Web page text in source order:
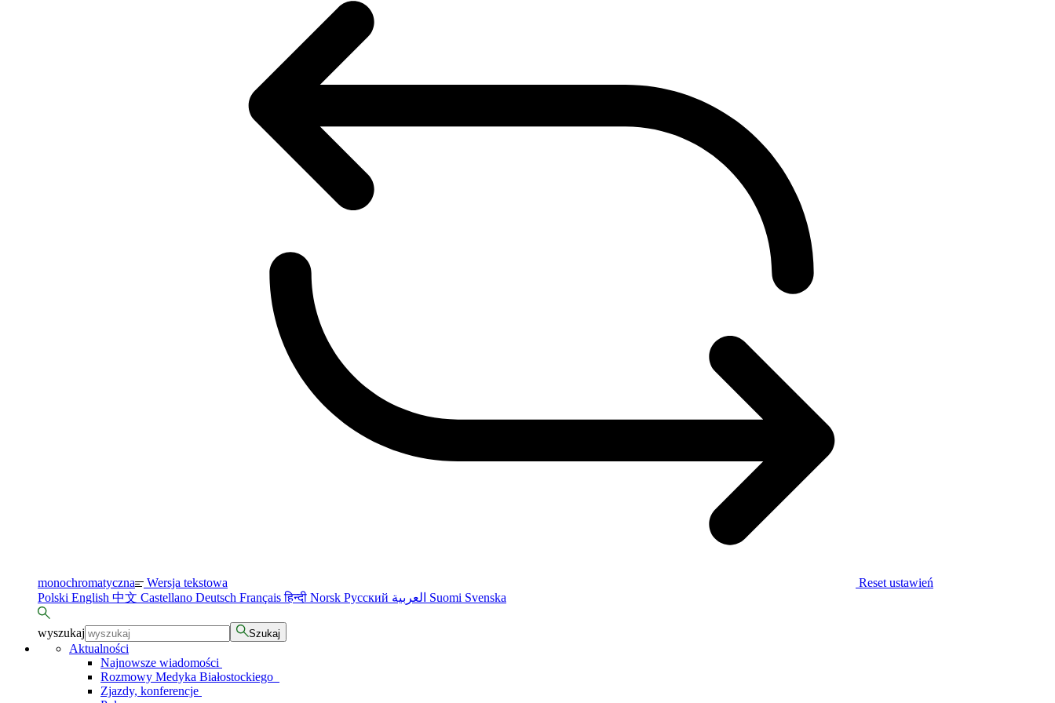
monochromatyczna Wersja tekstowa
Reset ustawień
Polski English 中文 Castellano Deutsch Françaisहिन्दी Norsk Русский Suomi Svenska
wyszukaj Szukaj
Aktualności
Najnowsze wiadomości
Rozmowy Medyka Białostockiego
Zjazdy, konferencje